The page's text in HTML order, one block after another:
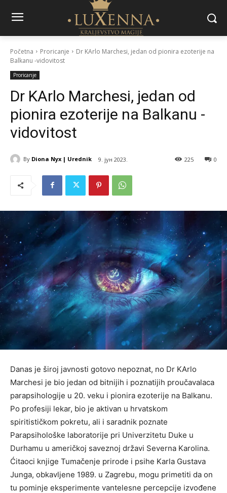
Početna Proricanje
Dr KArlo Marchesi, jedan od pionira ezoterije na
Balkanu -vidovitost
Proricanje
Dr KArlo Marchesi, jedan od
pionira ezoterije na Balkanu -
vidovitost
By Diona Nyx | Urednik 9. јун 2023. 0
225
Danas je široj javnosti gotovo nepoznat, no Dr KArlo
Marchesi je bio jedan od bitnijih i poznatijih proučavalaca
parapsihologije u 20. veku i pionira ezoterije na Balkanu.
Po profesiji lekar, bio je aktivan u hrvatskom
spiritističkom pokretu, ali i saradnik poznate
Parapsihološke laboratorije pri Univerzitetu Duke u
Durhamu u američkoj saveznoj državi Severna Karolina.
Ćitaoci knjige Tumačenje prirode i psihe Karla Gustava
Junga, obkavljene 1989. u Zagrebu, mogu primetiti da on
tu pominje eksperimente vantelesne percepcije izvođene